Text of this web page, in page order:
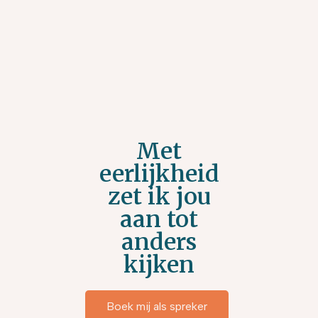
Met
eerlijkheid
zet ik jou
aan tot
anders
kijken
Boek mij als spreker